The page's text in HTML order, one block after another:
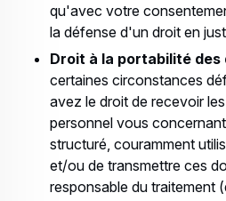
qu'avec votre
la défense d'un droit en
Droit à la portabilité des
certaines circonstances
avez le droit de recevoir
personnel vous
structuré, couramment
et/ou de transmettre ces
responsable du traitement